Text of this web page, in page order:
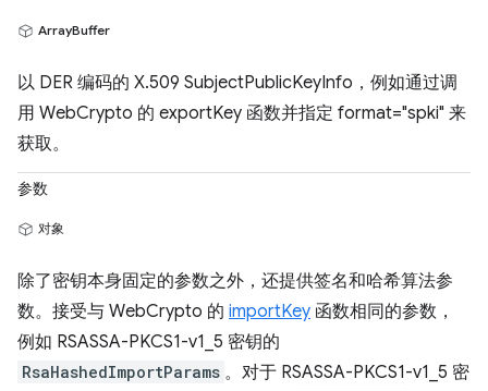
ArrayBuffer
以 DER 编码的 X.509 SubjectPublicKeyInfo，例如通过调
用 WebCrypto 的 exportKey 函数并指定 format="spki" 来
获取。
参数
对象
除了密钥本身固定的参数之外，还提供签名和哈希算法参
数。接受与 WebCrypto 的 importKey 函数相同的参数，
例如 RSASSA-PKCS1-v1_5 密钥的
RsaHashedImportParams 。对于 RSASSA-PKCS1-v1_5 密